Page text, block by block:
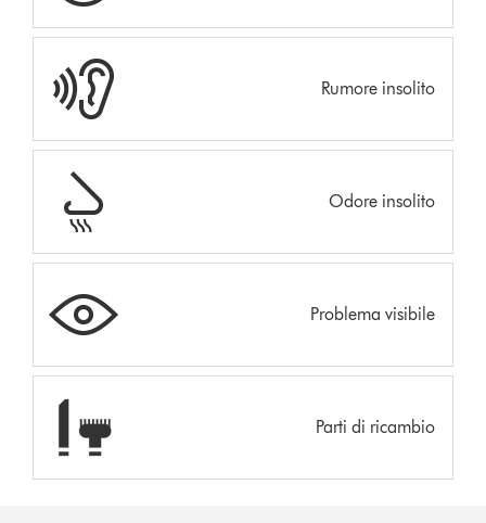
Rumore insolito
Odore insolito
Problema visibile
Parti di ricambio